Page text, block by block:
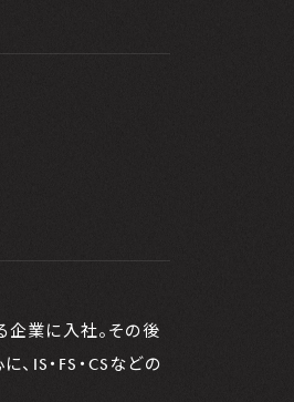
企業に入社。その後
IS・FS・CSなどの